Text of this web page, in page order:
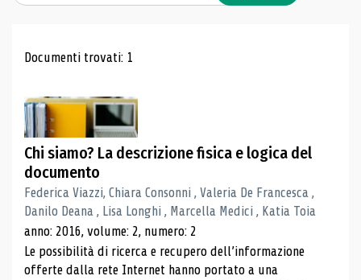
Risultati di ricerca
Documenti trovati: 1
Chi siamo? La descrizione fisica e logica del
documento
Federica Viazzi, Chiara Consonni , Valeria De Francesca ,
Danilo Deana , Lisa Longhi , Marcella Medici , Katia Toia
anno: 2016, volume: 2, numero: 2
Le possibilità di ricerca e recupero dell’informazione
offerte dalla rete Internet hanno portato a una